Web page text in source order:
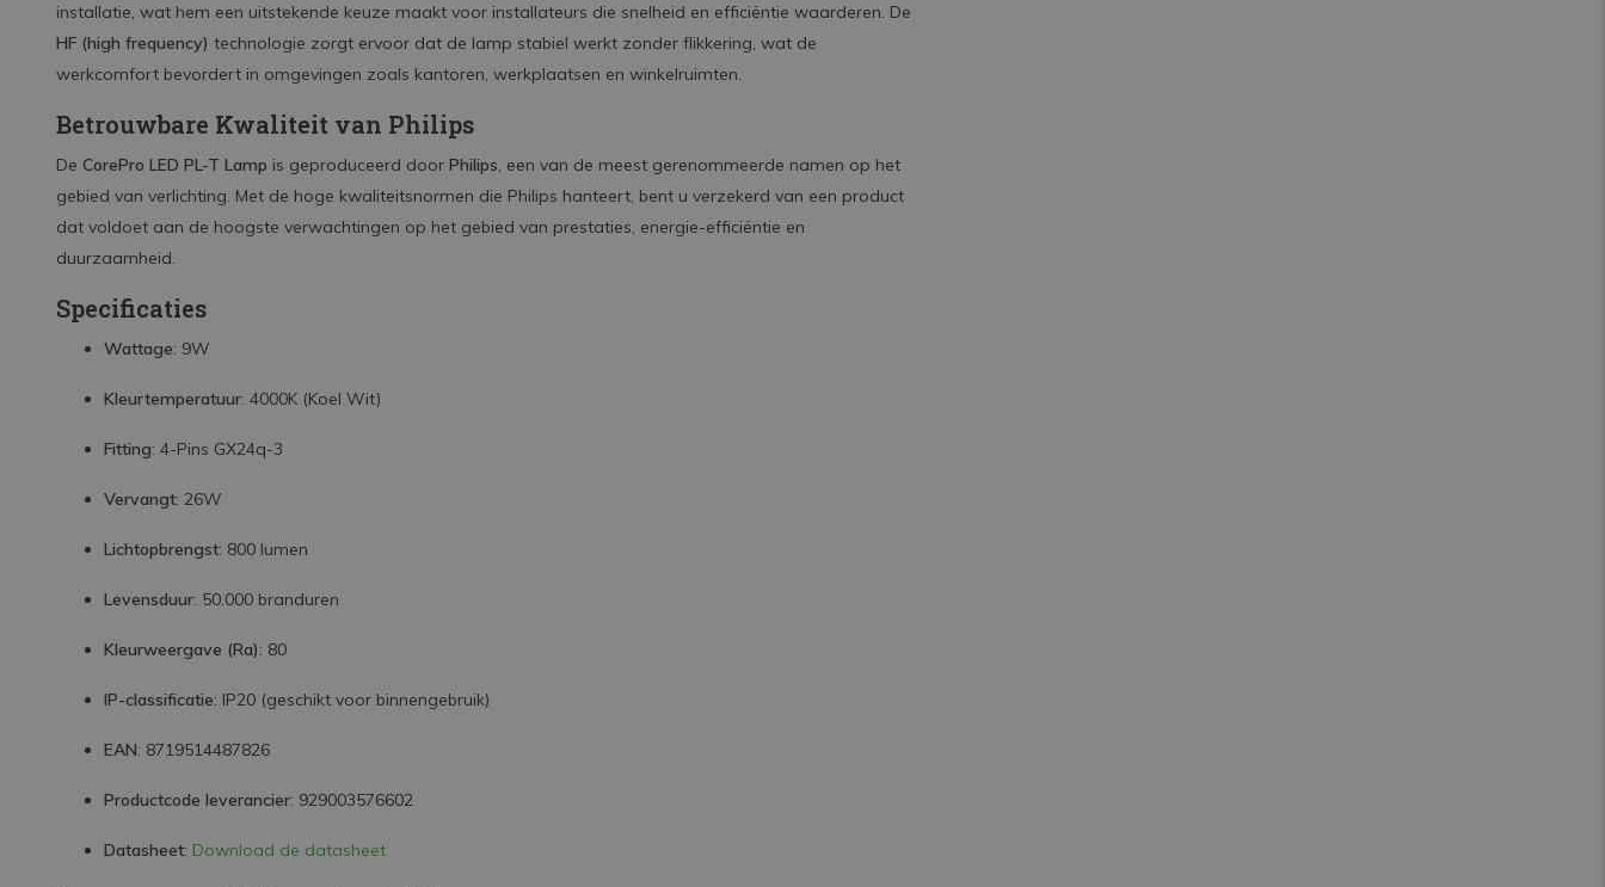
installatie, wat hem een uitstekende keuze maakt voor installateurs die snelheid en efficiëntie waarderen. De
HF (high frequency) technologie zorgt ervoor dat de lamp stabiel werkt zonder flikkering, wat de
werkcomfort bevordert in omgevingen zoals kantoren, werkplaatsen en winkelruimten.
Betrouwbare Kwaliteit van Philips
De CorePro LED PL-T Lamp is geproduceerd door Philips, een van de meest gerenommeerde namen op het
gebied van verlichting. Met de hoge kwaliteitsnormen die Philips hanteert, bent u verzekerd van een product
dat voldoet aan de hoogste verwachtingen op het gebied van prestaties, energie-efficiëntie en
duurzaamheid.
Specificaties
Wattage: 9W
Kleurtemperatuur: 4000K (Koel Wit)
Fitting: 4-Pins GX24q-3
Vervangt: 26W
Lichtopbrengst: 800 lumen
Levensduur: 50.000 branduren
Kleurweergave (Ra): 80
IP-classificatie: IP20 (geschikt voor binnengebruik)
EAN: 8719514487826
Productcode leverancier: 929003576602
Datasheet: Download de datasheet